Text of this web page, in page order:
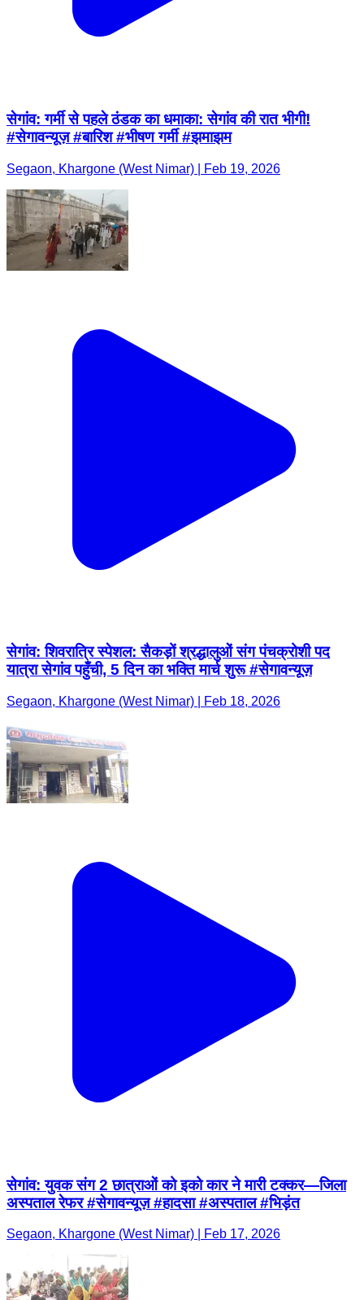
सेगांव: गर्मी से पहले ठंडक का धमाका: सेगांव की रात भीगी!
#सेगावन्यूज़ #बारिश #भीषण गर्मी #झमाझम
Segaon, Khargone (West Nimar) | Feb 19, 2026
सेगांव: शिवरात्रि स्पेशल: सैकड़ों श्रद्धालुओं संग पंचक्रोशी पद
यात्रा सेगांव पहुँची, 5 दिन का भक्ति मार्च शुरू #सेगावन्यूज़
Segaon, Khargone (West Nimar) | Feb 18, 2026
सेगांव: युवक संग 2 छात्राओं को इको कार ने मारी टक्कर—जिला
अस्पताल रेफर #सेगावन्यूज़ #हादसा #अस्पताल #भिड़ंत
Segaon, Khargone (West Nimar) | Feb 17, 2026